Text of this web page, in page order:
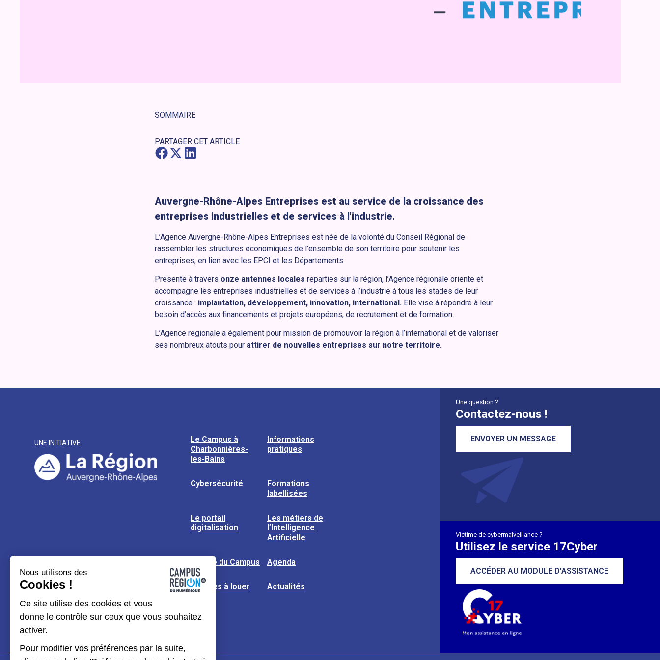
Auvergne-Rhône-Alpes Entreprises est au service de la croissance des
entreprises industrielles et de services à l’industrie.
L’Agence Auvergne-Rhône-Alpes Entreprises est née de la volonté du Conseil Régional de
rassembler les structures économiques de l’ensemble de son territoire pour soutenir les
entreprises, en lien avec les EPCI et les Départements.
Présente à travers onze antennes locales reparties sur la région, l’Agence régionale oriente et
accompagne les entreprises industrielles et de services à l’industrie à tous les stades de leur
croissance : implantation, développement, innovation, international.Elle vise à répondre à leur
besoin d’accès aux financements et projets européens, de recrutement et de formation.
L’Agence régionale a également pour mission de promouvoir la région à l’international et de valoriser
ses nombreux atouts pour attirer de nouvelles entreprises sur notre territoire.
SOMMAIRE
PARTAGER CET ARTICLE
UNE INITIATIVE
Le Campus à
Charbonnières-
les-Bains
Informations
pratiques
Cybersécurité
Formations
labellisées
Le portail
digitalisation
Les métiers de
l’Intelligence
Artificielle
L’usine du Campus Agenda
Espaces à louer Actualités
Une question ?
Contactez-nous !
ENVOYER UN MESSAGE
Victime de cybermalveillance ?
Utilisez le service 17Cyber
ACCÉDER AU MODULE D'ASSISTANCE
Nous utilisons des
Cookies !
Ce site utilise des cookies et vous
donne le contrôle sur ceux que vous souhaitez
activer.
Pour modifier vos préférences par la suite,